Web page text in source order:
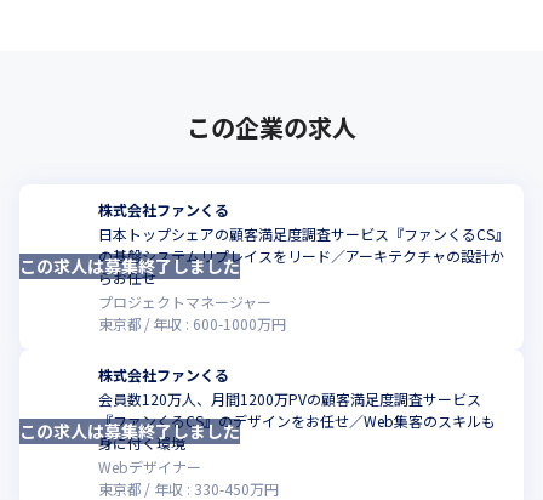
この企業の求人
株式会社ファンくる
日本トップシェアの顧客満足度調査サービス『ファンくるCS』
の基盤システムリプレイスをリード／アーキテクチャの設計か
らお任せ
プロジェクトマネージャー
東京都
年収 : 600-1000万円
この求人は募集終了しました
株式会社ファンくる
会員数120万人、月間1200万PVの顧客満足度調査サービス
『ファンくるCS』のデザインをお任せ／Web集客のスキルも
身に付く環境
Webデザイナー
東京都
年収 : 330-450万円
この求人は募集終了しました